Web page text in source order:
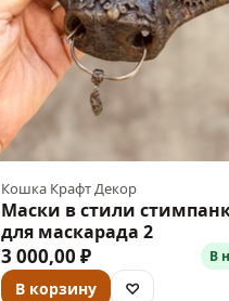
Кошка Крафт Декор
Маски в стили
для маскарада 2
3 000,00 ₽ В
В корзину ♡